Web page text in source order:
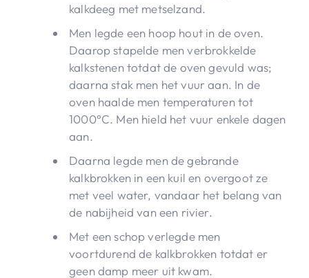
kalkdeeg met metselzand.
Men legde een hoop hout in de oven.
Daarop stapelde men verbrokkelde
kalkstenen totdat de oven gevuld was;
daarna stak men het vuur aan. In de
oven haalde men temperaturen tot
1000°C. Men hield het vuur enkele dagen
aan.
Daarna legde men de gebrande
kalkbrokken in een kuil en overgoot ze
met veel water, vandaar het belang van
de nabijheid van een rivier.
Met een schop verlegde men
voortdurend de kalkbrokken totdat er
geen damp meer uit kwam.